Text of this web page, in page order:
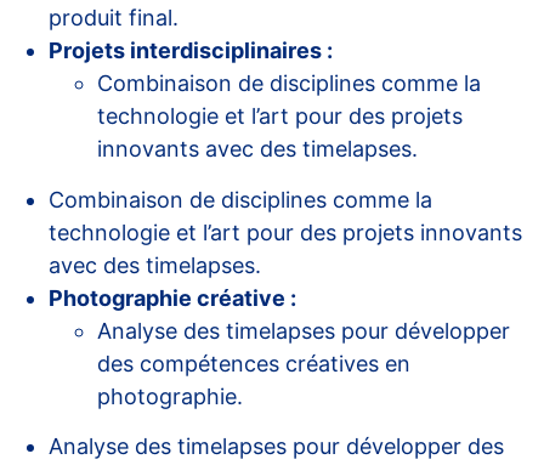
produit final.
Projets interdisciplinaires :
Combinaison de disciplines comme la
technologie et l’art pour des projets
innovants avec des timelapses.
Combinaison de disciplines comme la
technologie et l’art pour des projets innovants
avec des timelapses.
Photographie créative :
Analyse des timelapses pour développer
des compétences créatives en
photographie.
Analyse des timelapses pour développer des